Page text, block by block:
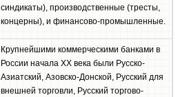
синдикаты), произ­водственные (тресты,
концерны), и финансо­во-промышленные.
Крупнейшими коммерческими банками в
Рос­сии начала XX века были Русско-
Азиатский, Азовско-Донской, Русский для
внешней тор­говли, Русский торгово-